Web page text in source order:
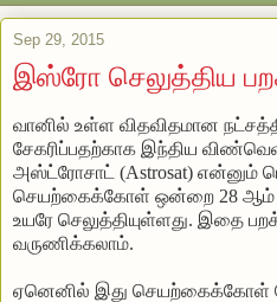
Sep 29, 2015
இஸ்ரோ செலுத்திய
வானில் உள்ள விதவிதமான
சேகரிப்பதற்காக இந்திய
அஸ்ட்ரோசாட் (Astrosat) என்னும்
செயற்கைக்கோள் ஒன்றை 28 ஆம்
உயரே செலுத்தியுள்ளது. இதை
வருணிக்கலாம்.
ஏனெனில் இது செயற்கைக்கோள்